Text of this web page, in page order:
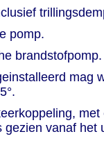
pomp.
brandstofpomp.
mag
vanaf het